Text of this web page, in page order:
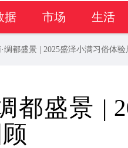
据 市场 生活
绸都盛景 | 2025盛泽小满习俗体
都盛景 |